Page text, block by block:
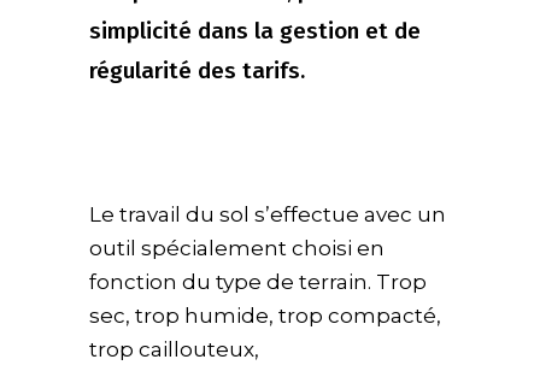
simplicité dans la gestion et de
régularité des tarifs.
Le travail du sol s’effectue avec un
outil spécialement choisi en
fonction du type de terrain. Trop
sec, trop humide, trop compacté,
trop caillouteux,